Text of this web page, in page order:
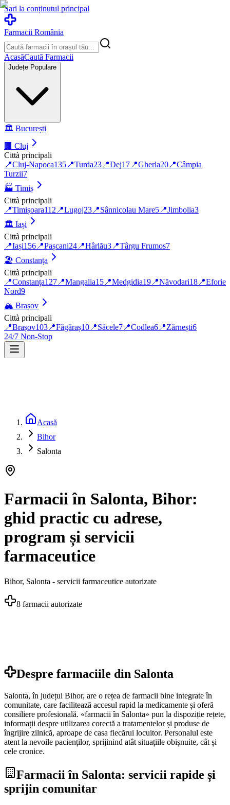
Sari la conținutul principal
Farmacii România
AcasăCaută Farmacii
Județe Populare
🏛️ București
🏢 Cluj
Città principali
📍Cluj-Napoca135 📍Turda23 📍Dej17 📍Gherla20 📍Câmpia
Turzii7
🏭 Timiș
Città principali
📍Timișoara112 📍Lugoj23 📍Sânnicolau Mare5 📍Jimbolia3
🏛️ Iași
Città principali
📍Iași156 📍Pașcani24 📍Hârlău3 📍Târgu Frumos7
🏖️ Constanța
Città principali
📍Constanța127 📍Mangalia15 📍Medgidia19 📍Năvodari18 📍Eforie
Nord9
🏔️ Brașov
Città principali
📍Brașov103 📍Făgăraș10 📍Săcele7 📍Codlea6 📍Zărnești6
24/7 Non-Stop
Acasă
Bihor
Salonta
Farmacii în Salonta, Bihor:
ghid practic cu adrese,
program și servicii
farmaceutice
Bihor, Salonta - servicii farmaceutice autorizate
8 farmacii autorizate
Despre farmaciile din Salonta
Salonta, în județul Bihor, are o rețea de farmacii bine integrate în
comunitate, care facilitează accesul rapid la medicamente și oferă
consiliere profesională. «farmacii în Salonta» pun la dispoziție rețete,
informații despre utilizarea corectă a tratamentelor și produse de
îngrijire zilnică, aproape de casa fiecărui locuitor. Personalul este
atent la nevoile pacienților, sprijinind atât situațiile obișnuite, cât și
cele cronice.
Farmacii în Salonta: servicii rapide și
sprijin comunitar